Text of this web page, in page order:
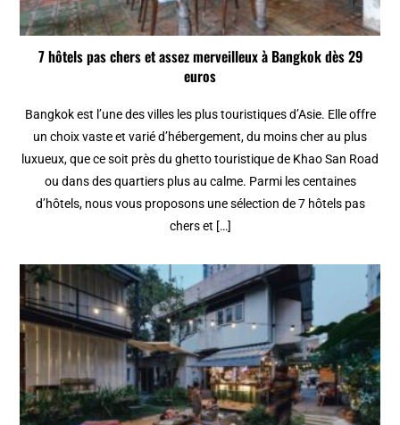
7 hôtels pas chers et assez merveilleux à Bangkok dès 29
euros
Bangkok est l’une des villes les plus touristiques d’Asie. Elle offre
un choix vaste et varié d’hébergement, du moins cher au plus
luxueux, que ce soit près du ghetto touristique de Khao San Road
ou dans des quartiers plus au calme. Parmi les centaines
d’hôtels, nous vous proposons une sélection de 7 hôtels pas
chers et […]